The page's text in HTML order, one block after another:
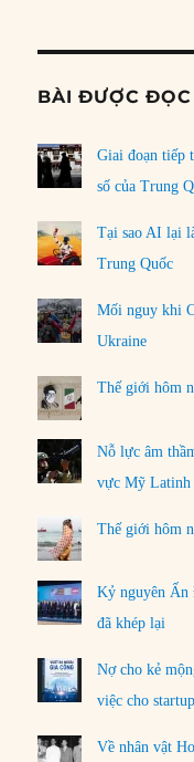
BÀI ĐƯỢC ĐỌC
Giai đoạn tiếp
số của Trung
Tại sao AI lại
Trung Quốc
Mối nguy khi
Ukraine
Thế giới hôm
Nỗ lực âm
vực Mỹ Latinh
Thế giới hôm
Kỷ nguyên
đã khép lại
Nợ cho kẻ
việc cho
Về nhân vật